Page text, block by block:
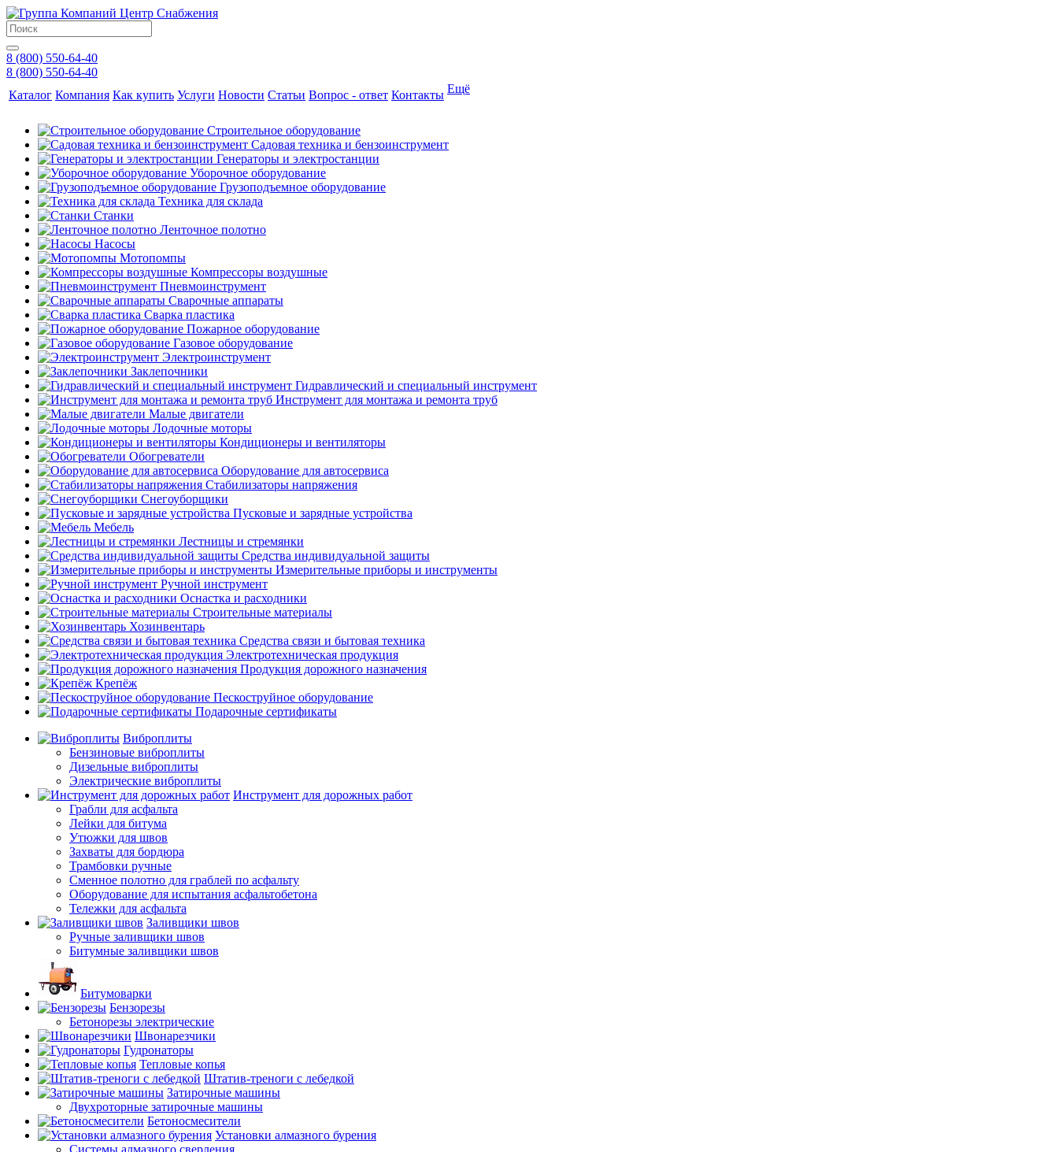
8 (800) 550-64-40
8 (800) 550-64-40
Каталог Компания Как купить Услуги Новости Статьи Вопрос - ответ Контакты Ещё
Строительное оборудование
Садовая техника и бензоинструмент
Генераторы и электростанции
Уборочное оборудование
Грузоподъемное оборудование
Техника для склада
Станки
Ленточное полотно
Насосы
Мотопомпы
Компрессоры воздушные
Пневмоинструмент
Сварочные аппараты
Сварка пластика
Пожарное оборудование
Газовое оборудование
Электроинструмент
Заклепочники
Гидравлический и специальный инструмент
Инструмент для монтажа и ремонта труб
Малые двигатели
Лодочные моторы
Кондиционеры и вентиляторы
Обогреватели
Оборудование для автосервиса
Стабилизаторы напряжения
Снегоуборщики
Пусковые и зарядные устройства
Мебель
Лестницы и стремянки
Средства индивидуальной защиты
Измерительные приборы и инструменты
Ручной инструмент
Оснастка и расходники
Строительные материалы
Хозинвентарь
Средства связи и бытовая техника
Электротехническая продукция
Продукция дорожного назначения
Крепёж
Пескоструйное оборудование
Подарочные сертификаты
Виброплиты
Бензиновые виброплиты
Дизельные виброплиты
Электрические виброплиты
Инструмент для дорожных работ
Грабли для асфальта
Лейки для битума
Утюжки для швов
Захваты для бордюра
Трамбовки ручные
Сменное полотно для граблей по асфальту
Оборудование для испытания асфальтобетона
Тележки для асфальта
Заливщики швов
Ручные заливщики швов
Битумные заливщики швов
Битумоварки
Бензорезы
Бетонорезы электрические
Швонарезчики
Гудронаторы
Тепловые копья
Штатив-треноги с лебедкой
Затирочные машины
Двухроторные затирочные машины
Бетоносмесители
Установки алмазного бурения
Системы алмазного сверления